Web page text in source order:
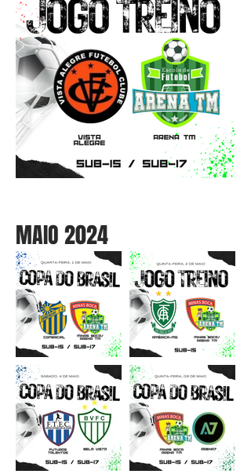
MAIO 2024